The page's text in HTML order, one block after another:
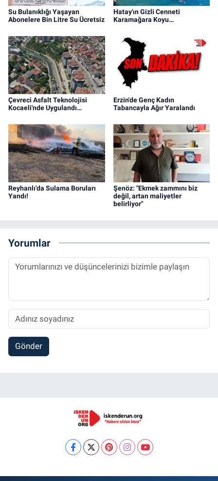
Su Bulanıklığı Yaşayan
Abonelere Bin Litre Su Ücretsiz
Hatay'ın Gizli Cenneti
Karamağara Koyu…
Çevreci Asfalt Teknolojisi
Kocaeli'nde Uygulandı…
Erzin'de Genç Kadın
Tabancayla Ağır Yaralandı
Reyhanlı'da Sulama Boruları
Yandı!
Şenöz: "Ekmek zammını biz
değil, artan maliyetler
belirliyor"
Yorumlar
Gönder